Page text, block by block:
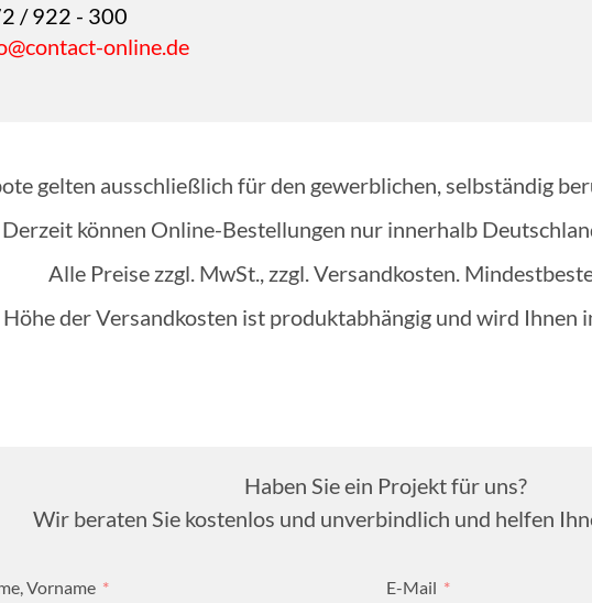
/ 922 - 300
online.de
gelten ausschließlich für den gewerblichen, selbständig
Derzeit können Online-Bestellungen nur innerhalb
Alle Preise zzgl. MwSt., zzgl. Versandkosten.
der Versandkosten ist produktabhängig und wird Ihnen
Haben Sie ein Projekt für uns?
Wir beraten Sie kostenlos und unverbindlich und helfen
Vorname E-Mail